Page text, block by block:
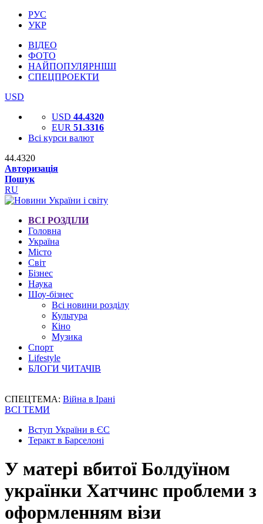
РУС
УКР
ВІДЕО
ФОТО
НАЙПОПУЛЯРНІШІ
СПЕЦПРОЕКТИ
USD
USD 44.4320
EUR 51.3316
Всі курси валют
44.4320
Авторизація
Пошук
RU
ВСІ РОЗДІЛИ
Головна
Україна
Місто
Світ
Бізнес
Наука
Шоу-бізнес
Всі новини розділу
Культура
Кіно
Музика
Спорт
Lifestyle
БЛОГИ ЧИТАЧІВ
СПЕЦТЕМА: Війна в Ірані
ВСІ ТЕМИ
Вступ України в ЄС
Теракт в Барселоні
У матері вбитої Болдуїном
українки Хатчинс проблеми з
оформленням візи